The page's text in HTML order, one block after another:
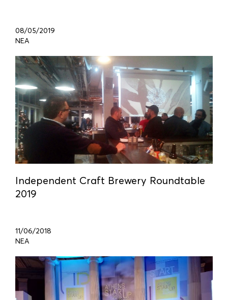
08/05/2019
ΝΕΑ
Independent Craft Brewery Roundtable
2019
11/06/2018
ΝΕΑ